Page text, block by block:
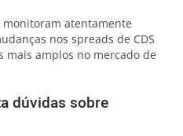
atentamente
nos spreads de CDS
mais amplos no mercado de
dúvidas sobre